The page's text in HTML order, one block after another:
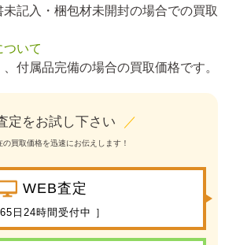
記入・梱包材未開封の場合での買取
いて
付属品完備の場合の買取価格です。
定をお試し下さい ／
の買取価格を迅速にお伝えします！
WEB査定
日24時間受付中 ］